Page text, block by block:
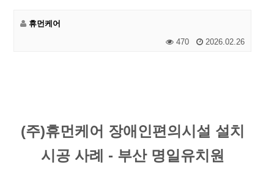
휴먼케어
470
2026.02.26
(주)휴먼케어 장애인편의시설 설치
시공 사례 - 부산 명일유치원